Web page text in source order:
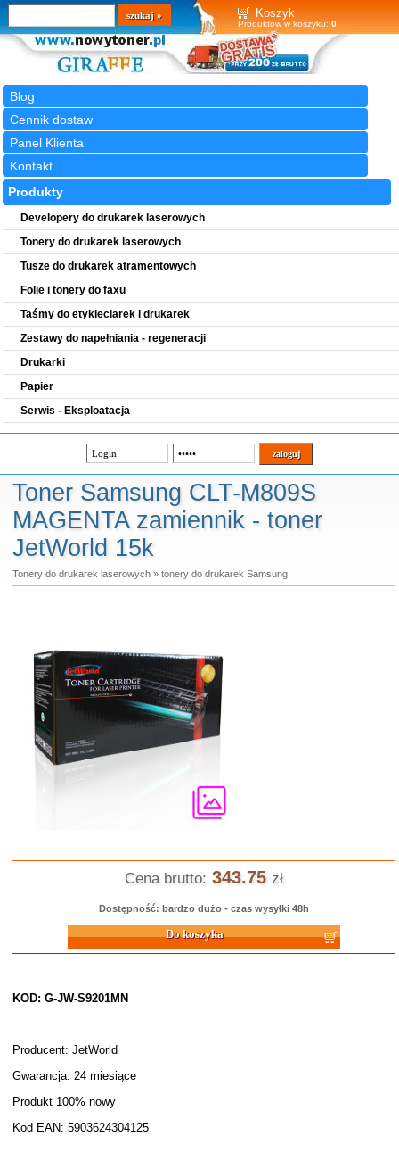
Koszyk
Produktów w koszyku: 0
Blog
Cennik dostaw
Panel Klienta
Kontakt
Wyszukiwarka
szukaj
Produkty
Developery do drukarek laserowych
Tonery do drukarek laserowych
Tusze do drukarek atramentowych
Folie i tonery do faxu
Taśmy do etykieciarek i drukarek
Zestawy do napełniania - regeneracji
Drukarki
Papier
Serwis - Eksploatacja
Toner Samsung CLT-M809S
MAGENTA zamiennik - toner
JetWorld 15k
Tonery do drukarek laserowych» tonery do drukarek Samsung
Cena brutto: 343.75 zł
Dostępność: bardzo dużo - czas wysyłki 48h
Do koszyka
KOD: G-JW-S9201MN
Producent: JetWorld
Gwarancja: 24 miesiące
Produkt 100% nowy
Kod EAN: 5903624304125